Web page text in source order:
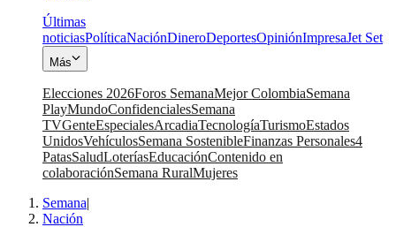
Últimas
noticiasPolíticaNaciónDineroDeportesOpiniónImpresaJet Set
Más
Elecciones 2026Foros SemanaMejor ColombiaSemana
PlayMundoConfidencialesSemana
TVGenteEspecialesArcadiaTecnologíaTurismoEstados
UnidosVehículosSemana SostenibleFinanzas Personales4
PatasSaludLoteríasEducaciónContenido en
colaboraciónSemana RuralMujeres
Semana|
Nación